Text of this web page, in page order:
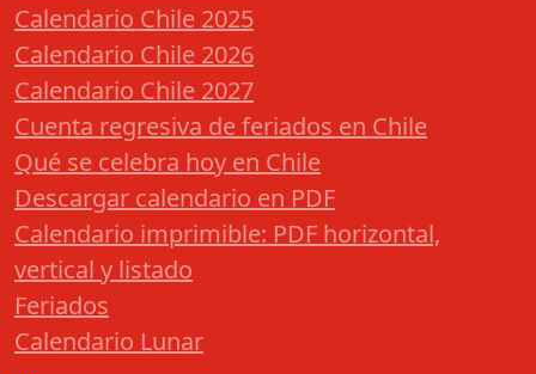
Calendario Chile 2025
Calendario Chile 2026
Calendario Chile 2027
Cuenta regresiva de feriados en Chile
Qué se celebra hoy en Chile
Descargar calendario en PDF
Calendario imprimible: PDF horizontal,
vertical y listado
Feriados
Calendario Lunar